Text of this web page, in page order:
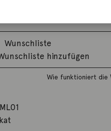
Wunschliste
hinzufügen
Wie funktioniert die